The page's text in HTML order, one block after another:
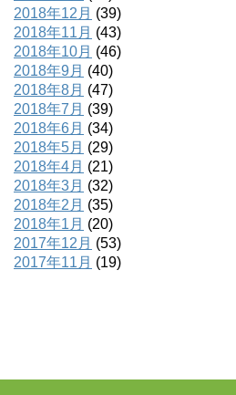
2018年12月 (39)
2018年11月 (43)
2018年10月 (46)
2018年9月 (40)
2018年8月 (47)
2018年7月 (39)
2018年6月 (34)
2018年5月 (29)
2018年4月 (21)
2018年3月 (32)
2018年2月 (35)
2018年1月 (20)
2017年12月 (53)
2017年11月 (19)